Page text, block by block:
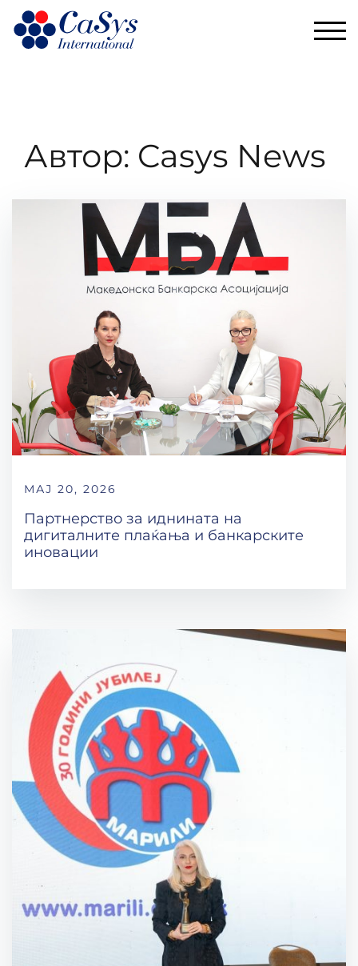
Автор: Casys News
МАЈ 20, 2026
Партнерство за иднината на
дигиталните плаќања и банкарските
иновации